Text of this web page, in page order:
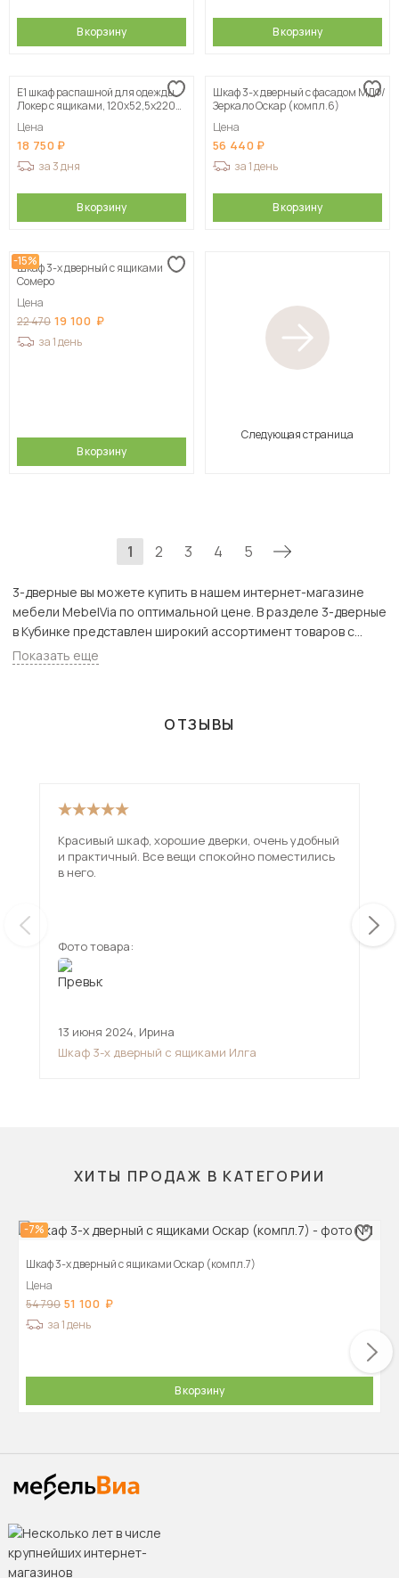
В корзину В корзину
Е1 шкаф распашной для одежды
Локер с ящиками, 120х52,5х220
Цена
18 750
за 3 дня
В корзину
Шкаф 3-х дверный с фасадом МДФ/
Зеркало Оскар (компл.6)
Цена
56 440
за 1 день
В корзину
-15%
Шкаф 3-х дверный с ящиками
Сомеро
Цена
22 470 19 100
за 1 день
В корзину
Следующая страница
1 2 3 4 5
3-дверные вы можете купить в нашем интернет-магазине
мебели MebelVia по оптимальной цене. В разделе 3-дверные
в Кубинке представлен широкий ассортимент товаров с
доставкой в Москве и Подмосковью, включая Кубинка. Всего
товаров в категории «3-дверные» - 171 шт.
Показать еще
ОТЗЫВЫ
Красивый шкаф, хорошие дверки, очень удобный
и практичный. Все вещи спокойно поместились
в него.
Фото товара:
13 июня 2024, Ирина
Шкаф 3-х дверный с ящиками Илга
ХИТЫ ПРОДАЖ В КАТЕГОРИИ
-7%
Шкаф 3-х дверный с ящиками Оскар (компл.7)
Цена
54 790 51 100
за 1 день
В корзину